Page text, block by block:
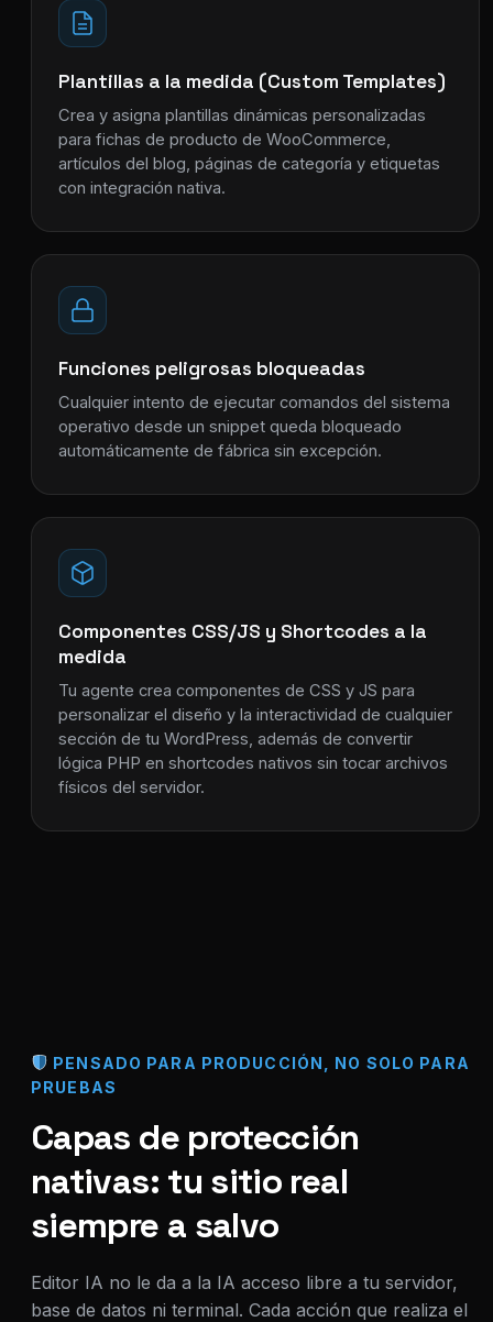
Plantillas a la medida (Custom Templates)
Crea y asigna plantillas dinámicas personalizadas
para fichas de producto de WooCommerce,
artículos del blog, páginas de categoría y etiquetas
con integración nativa.
Funciones peligrosas bloqueadas
Cualquier intento de ejecutar comandos del sistema
operativo desde un snippet queda bloqueado
automáticamente de fábrica sin excepción.
Componentes CSS/JS y Shortcodes a la
medida
Tu agente crea componentes de CSS y JS para
personalizar el diseño y la interactividad de cualquier
sección de tu WordPress, además de convertir
lógica PHP en shortcodes nativos sin tocar archivos
físicos del servidor.
PENSADO PARA PRODUCCIÓN, NO SOLO PARA
PRUEBAS
Capas de protección
nativas: tu sitio real
siempre a salvo
Editor IA no le da a la IA acceso libre a tu servidor,
base de datos ni terminal. Cada acción que realiza el